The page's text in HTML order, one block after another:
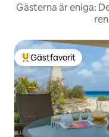
Gästerna är eniga:
Populär gästfavorit
Gästfavorit